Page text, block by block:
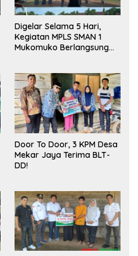
Digelar Selama 5 Hari,
Kegiatan MPLS SMAN 1
Mukomuko Berlangsung
Door To Door, 3 KPM Desa
Mekar Jaya Terima BLT-
DD!